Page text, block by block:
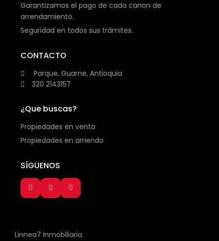
Garantizamos el pago de cada canon de
arrendamiento.
Seguridad en todos sus trámites.
CONTACTO
Parque, Guarne, Antioquia
320 2143157
¿Que buscas?
Propiedades en venta
Propiedades en arriendo
SÍGUENOS
Linnea7 Inmobiliaria.